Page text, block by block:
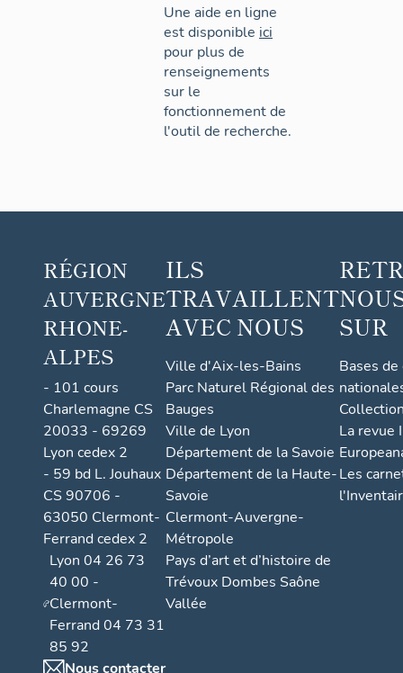
Une aide en ligne
est disponible ici
pour plus de
renseignements
sur le
fonctionnement de
l'outil de recherche.
RÉGION
AUVERGNE
RHONE-
ALPES
- 101 cours
Charlemagne CS
20033 - 69269
Lyon cedex 2
- 59 bd L. Jouhaux
CS 90706 -
63050 Clermont-
Ferrand cedex 2
Lyon 04 26 73
40 00 -
Clermont-
Ferrand 04 73 31
85 92
Nous contacter
ILS
TRAVAILLENT
AVEC NOUS
Ville d'Aix-les-Bains
Parc Naturel Régional des
Bauges
Ville de Lyon
Département de la Savoie
Département de la Haute-
Savoie
Clermont-Auvergne-
Métropole
Pays d’art et d’histoire de
Trévoux Dombes Saône
Vallée
SUR
Bases
La revue
Les